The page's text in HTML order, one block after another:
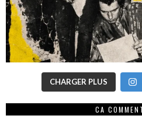
CHARGER PLUS
CA